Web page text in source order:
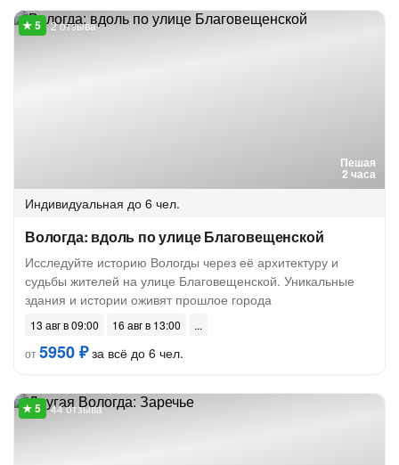
Пешая
2 часа
2 отзыва
Индивидуальная до 6 чел.
Вологда: вдоль по улице Благовещенской
Исследуйте историю Вологды через её архитектуру и
судьбы жителей на улице Благовещенской. Уникальные
здания и истории оживят прошлое города
13 авг в 09:00
16 авг в 13:00
от5950 ₽за всё до 6 чел.
44 отзыва